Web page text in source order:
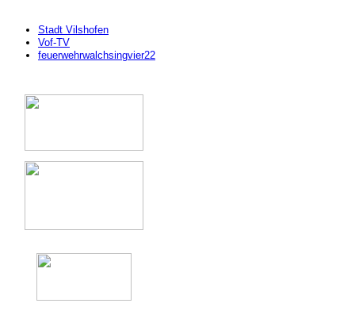
Stadt Vilshofen
Vof-TV
feuerwehrwalchsingvier22